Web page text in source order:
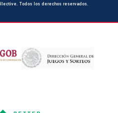
Todos los derechos reservados.